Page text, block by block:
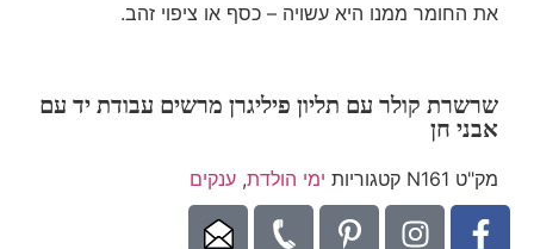
את החומר ממנו היא עשויה – כסף או ציפוי זהב.
שרשרת קולר עם תליון פיליגרן מרשים עבודת יד עם
אבני חן
מק"ט N161 קטגוריות ימי הולדת, ענקים